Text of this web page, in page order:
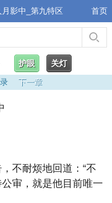
影中_第九特区 首页
护眼 关灯
下一章
耐烦地回道：“不
审，就是他目前唯一